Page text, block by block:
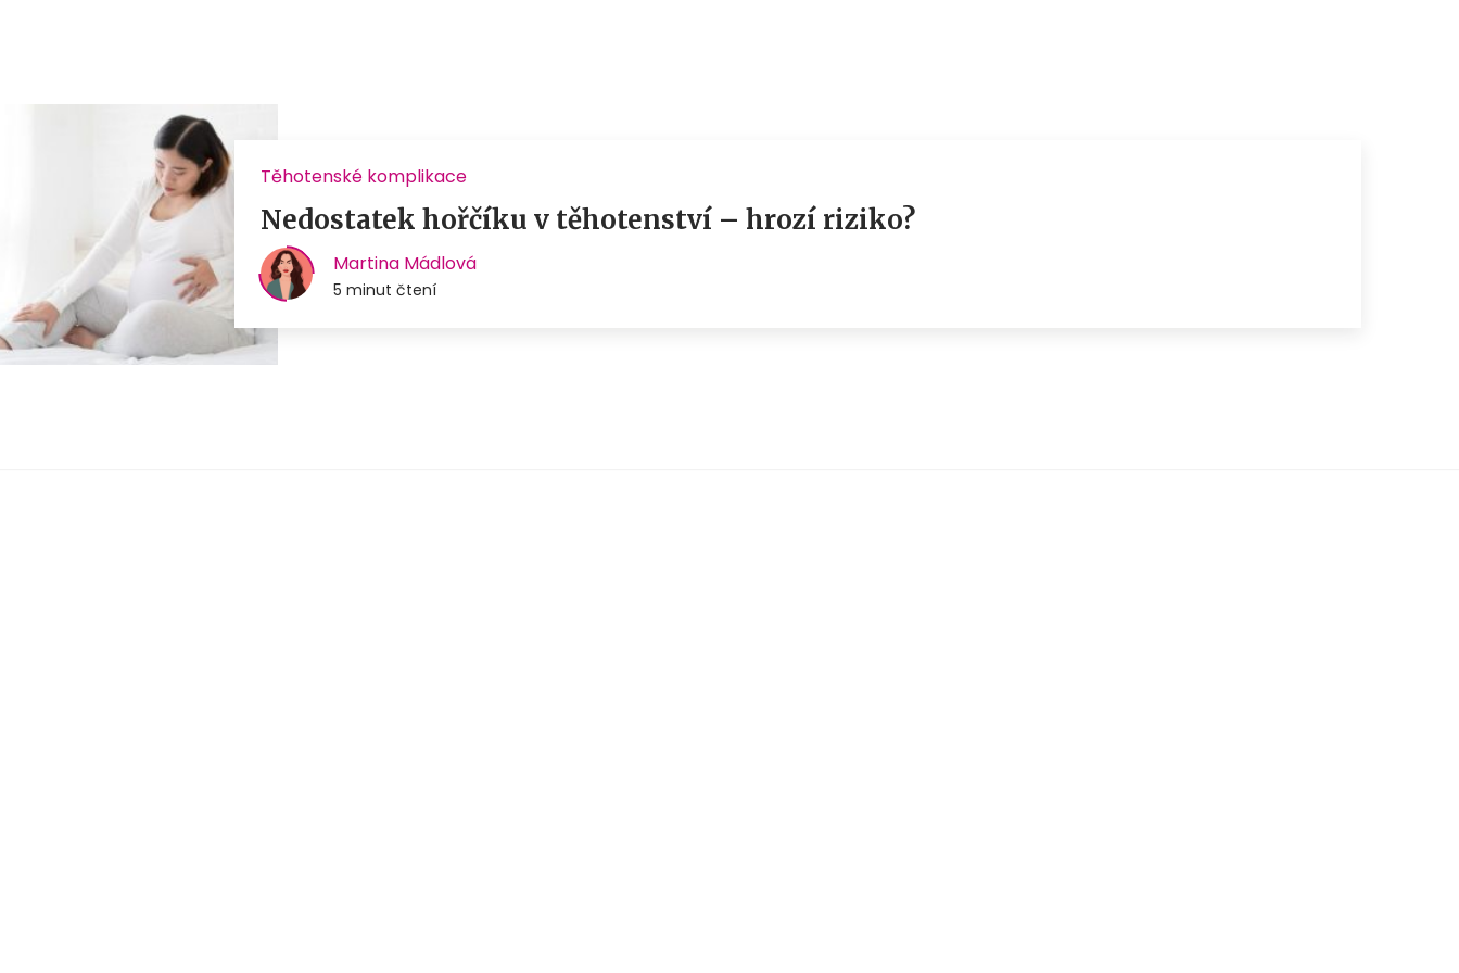
Těhotenské komplikace
Nedostatek hořčíku v těhotenství – hrozí riziko?
Martina Mádlová
5 minut čtení